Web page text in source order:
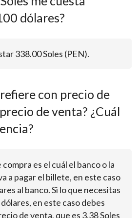
dólares?
338.00 Soles (PEN).
refiere con precio de
de venta? ¿Cuál
compra es el cuál el banco o la
a pagar el billete, en este caso
al banco. Si lo que necesitas
en este caso debes
de venta, que es 3.38 Soles